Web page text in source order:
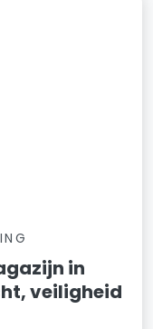
in
veiligheid